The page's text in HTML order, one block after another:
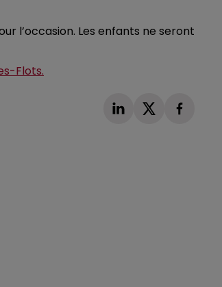
l’occasion. Les enfants ne seront
Flots.